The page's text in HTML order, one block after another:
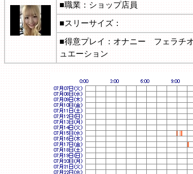
■職業：ショップ店員
■スリーサイズ：
■得意プレイ：オナニー フェラ
ュエーション